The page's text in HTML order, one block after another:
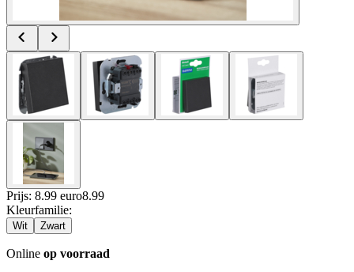
Prijs: 8.99 euro8.99
Kleurfamilie:
Wit Zwart
Online op voorraad